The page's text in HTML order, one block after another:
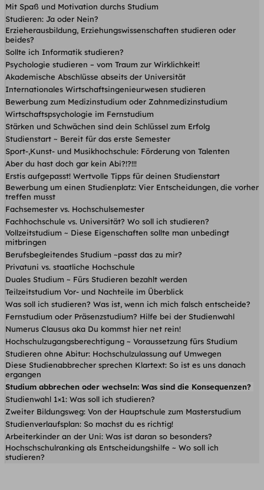
Mit Spaß und Motivation durchs Studium
Studieren: Ja oder Nein?
Erzieherausbildung, Erziehungswissenschaften studieren oder
beides?
Sollte ich Informatik studieren?
Psychologie studieren – vom Traum zur Wirklichkeit!
Akademische Abschlüsse abseits der Universität
Internationales Wirtschaftsingenieurwesen studieren
Bewerbung zum Medizinstudium oder Zahnmedizinstudium
Wirtschaftspsychologie im Fernstudium
Stärken und Schwächen sind dein Schlüssel zum Erfolg
Studienstart ~ Bereit für das erste Semester
Sport-,Kunst- und Musikhochschule: Förderung von Talenten
Aber du hast doch gar kein Abi?!?!!!
Erstis aufgepasst! Wertvolle Tipps für deinen Studienstart
Bewerbung um einen Studienplatz: Vier Entscheidungen, die vorher
treffen musst
Fachsemester vs. Hochschulsemester
Fachhochschule vs. Universität? Wo soll ich studieren?
Vollzeitstudium ~ Diese Eigenschaften sollte man unbedingt
mitbringen
Berufsbegleitendes Studium ~passt das zu mir?
Privatuni vs. staatliche Hochschule
Duales Studium ~ Fürs Studieren bezahlt werden
Teilzeitstudium Vor- und Nachteile im Überblick
Was soll ich studieren? Was ist, wenn ich mich falsch entscheide?
Fernstudium oder Präsenzstudium? Hilfe bei der Studienwahl
Numerus Clausus aka Du kommst hier net rein!
Hochschulzugangsberechtigung ~ Voraussetzung fürs Studium
Studieren ohne Abitur: Hochschulzulassung auf Umwegen
Diese Studienabbrecher sprechen Klartext: So ist es uns danach
ergangen
Studium abbrechen oder wechseln: Was sind die Konsequenzen?
Studienwahl 1×1: Was soll ich studieren?
Zweiter Bildungsweg: Von der Hauptschule zum Masterstudium
Studienverlaufsplan: So machst du es richtig!
Arbeiterkinder an der Uni: Was ist daran so besonders?
Hochschschulranking als Entscheidungshilfe ~ Wo soll ich
studieren?